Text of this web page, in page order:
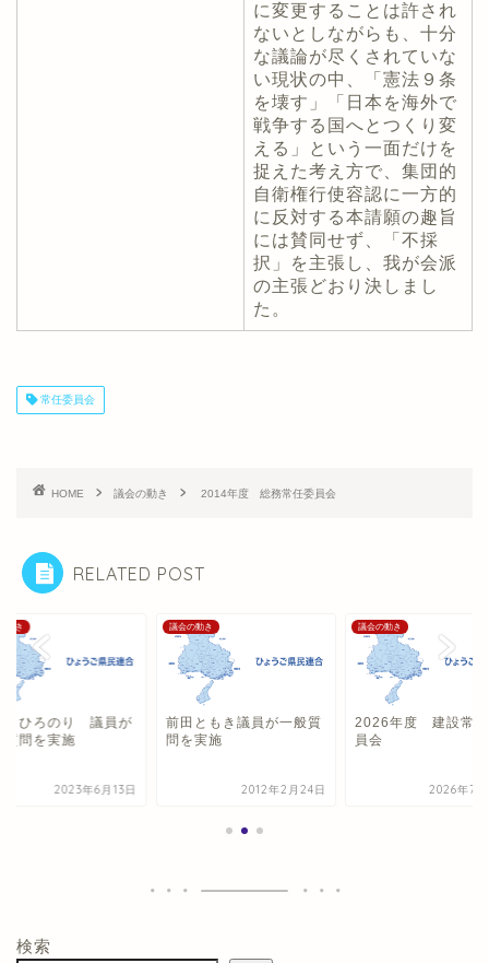
に変更することは許され
ないとしながらも、十分
な議論が尽くされていな
い現状の中、「憲法９条
を壊す」「日本を海外で
戦争する国へとつくり変
える」という一面だけを
捉えた考え方で、集団的
自衛権行使容認に一方的
に反対する本請願の趣旨
には賛同せず、「不採
択」を主張し、我が会派
の主張どおり決しまし
た。
常任委員会
HOME 議会の動き 2014年度 総務常任委員会
RELATED POST
動き
ひろのり 議員が
質問を実施
2023年6月13日
議会の動き
前田ともき議員が一般質
問を実施
2012年2月24日
議会の動き
2026年度 建設常
員会
2026年7
検索